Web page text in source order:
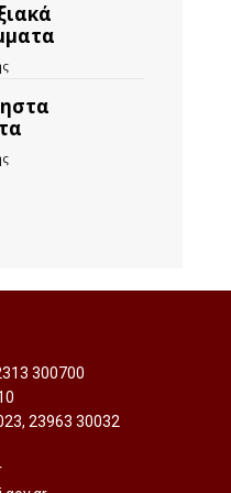
300700
, 23963 30032